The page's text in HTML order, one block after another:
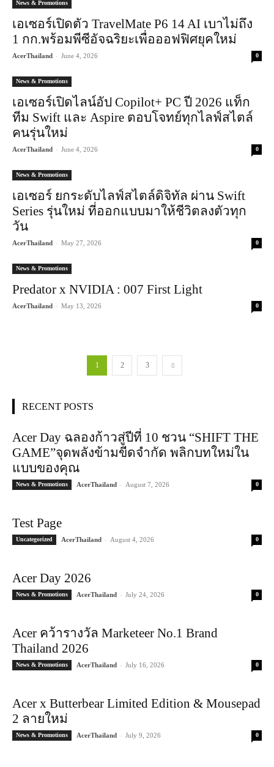
News & Promotions
เอเซอร์เปิดตัว TravelMate P6 14 AI เบาไม่ถึง
1 กก.พร้อมพีซีอัจฉริยะเพื่อออฟฟิศยุคใหม่
AcerThailand - June 4, 2026 0
News & Promotions
เอเซอร์เปิดไลน์อัป Copilot+ PC ปี 2026 แท็ก
ทีม Swift และ Aspire ตอบโจทย์ทุกไลฟ์สไตล์
คนรุ่นใหม่
AcerThailand - June 4, 2026 0
News & Promotions
เอเซอร์ ยกระดับไลฟ์สไตล์ดิจิทัล ผ่าน Swift
Series รุ่นใหม่ ที่ออกแบบมาให้ชีวิตลงตัวทุก
วัน
AcerThailand - May 27, 2026 0
News & Promotions
Predator x NVIDIA : 007 First Light
AcerThailand - May 13, 2026 0
1 2 3
RECENT POSTS
Acer Day ฉลองก้าวสู่ปีที่ 10 ชวน “SHIFT THE
GAME”จุดพลังข้ามขีดจำกัด พลิกบทใหม่ใน
แบบของคุณ
News & Promotions AcerThailand - August 7, 2026 0
Test Page
Uncategorized AcerThailand - August 4, 2026 0
Acer Day 2026
News & Promotions AcerThailand - July 24, 2026 0
Acer คว้ารางวัล Marketeer No.1 Brand
Thailand 2026
News & Promotions AcerThailand - July 16, 2026 0
Acer x Butterbear Limited Edition & Mousepad
2 ลายใหม่
News & Promotions AcerThailand - July 9, 2026 0